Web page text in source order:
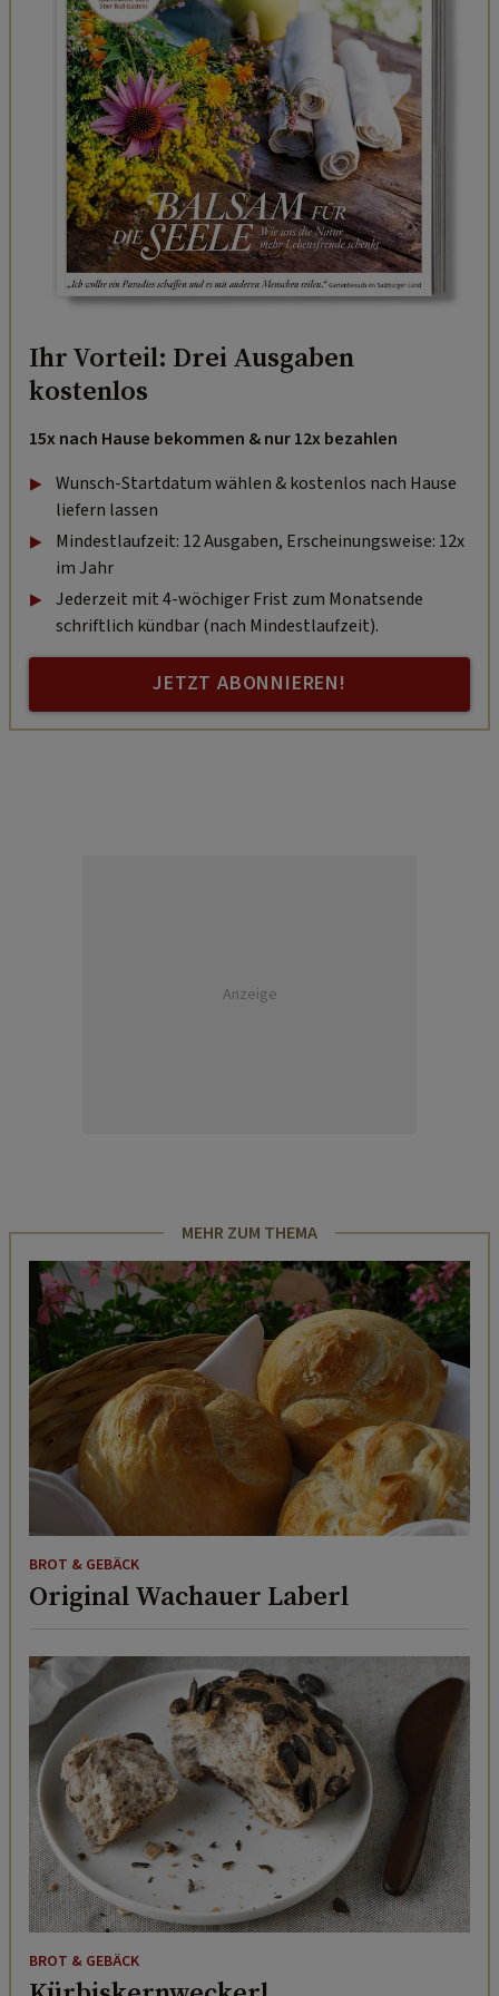
Ihr Vorteil: Drei Ausgaben
kostenlos
15x nach Hause bekommen & nur 12x bezahlen
Wunsch-Startdatum wählen & kostenlos nach Hause
liefern lassen
Mindestlaufzeit: 12 Ausgaben, Erscheinungsweise: 12x
im Jahr
Jederzeit mit 4-wöchiger Frist zum Monatsende
schriftlich kündbar (nach Mindestlaufzeit).
JETZT ABONNIEREN!
Anzeige
MEHR ZUM THEMA
BROT & GEBÄCK
Original Wachauer Laberl
BROT & GEBÄCK